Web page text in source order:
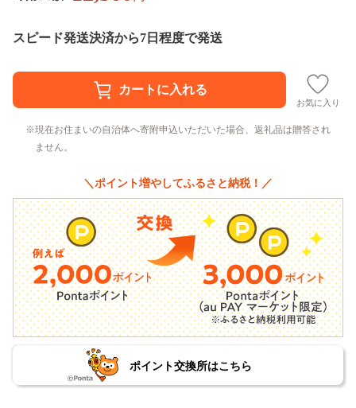
スピード発送決済から7日程度で発送
お気に入り
現在お住まいの自治体へ寄附申込いただいた場合、返礼品は贈答され
ません。
＼ポイント増やしてふるさと納税！／
ポイント交換所はこちら